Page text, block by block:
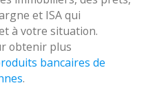
et ISA qui
à votre situation.
obtenir plus
bancaires de
.